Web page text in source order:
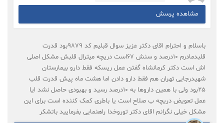
مشاهده پرسش
باسلام و احترام اقای دکتر عزیز سوال قبلیم کد 9879بود قدرت
قلبدمادرم 10درصد و سنش 67است دریچه میترال قلبش مشکل اصلی
اش است دکتر کرمانشاه گفتن عمل ریسکه فقط دارو بیمارستان
شهیدرجایی تهران هم فقط دارو دادن اما هشت ماه پیش قدرت قلب
25بود ولی با همین داروها به 10درصد رسید و بهبودی حاصل نشد ایا
عمل تعویض دریچه ب صلاح است یا باطری کمک کننده است برای این
مشکل خیلی نگرانم اقای دکتر توروخدا راهنمایی بفرمایید باتشکر